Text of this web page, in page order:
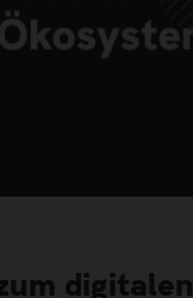
digitalen